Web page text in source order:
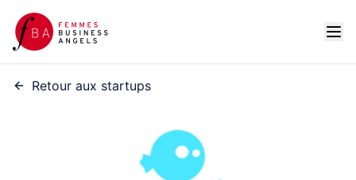
Retour aux startups